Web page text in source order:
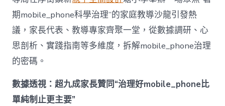
俱
意
空
間
設
成
為
期mobile_phone科學治理”的家庭教導沙龍引發熱
議，家長代表、教導專家齊聚一堂，從數據調研、心
思剖析、實踐指南等多維度，拆解mobile_phone治理
的密碼。
數據透視：超九成家長贊同“治理好mobile_phone比
單純制止更主要”